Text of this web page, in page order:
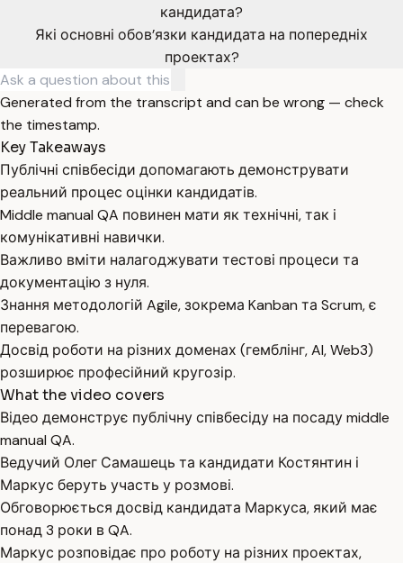
кандидата?
Які основні обов’язки кандидата на попередніх
проектах?
Generated from the transcript and can be wrong — check
the timestamp.
Key Takeaways
Публічні співбесіди допомагають демонструвати
реальний процес оцінки кандидатів.
Middle manual QA повинен мати як технічні, так і
комунікативні навички.
Важливо вміти налагоджувати тестові процеси та
документацію з нуля.
Знання методологій Agile, зокрема Kanban та Scrum, є
перевагою.
Досвід роботи на різних доменах (гемблінг, AI, Web3)
розширює професійний кругозір.
What the video covers
Відео демонструє публічну співбесіду на посаду middle
manual QA.
Ведучий Олег Самашець та кандидати Костянтин і
Маркус беруть участь у розмові.
Обговорюється досвід кандидата Маркуса, який має
понад 3 роки в QA.
Маркус розповідає про роботу на різних проектах,